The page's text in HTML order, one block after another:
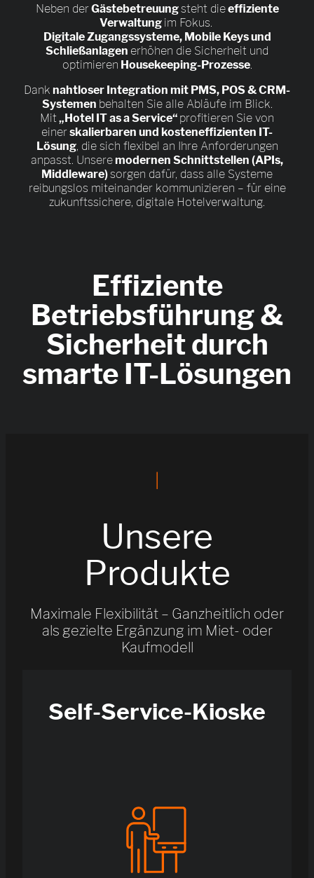
Neben derGästebetreuungsteht dieeffiziente
Verwaltung im Fokus.
Digitale Zugangssysteme, Mobile Keys und
Schließanlagen erhöhen die Sicherheit und
optimieren Housekeeping-Prozesse.
Dank nahtloser Integration mit PMS, POS & CRM-
Systemen behalten Sie alle Abläufe im Blick.
Mit„Hotel IT as a Service“ profitieren Sie von
einerskalierbaren und kosteneffizienten IT-
Lösung, die sich flexibel an Ihre Anforderungen
anpasst. Unseremodernen Schnittstellen (APIs,
Middleware)sorgen dafür, dass alle Systeme
reibungslos miteinander kommunizieren – für eine
zukunftssichere, digitale Hotelverwaltung.
Effiziente
Betriebsführung &
Sicherheit durch
smarte IT-Lösungen
Unsere
Produkte
Maximale Flexibilität – Ganzheitlich oder
als gezielte Ergänzung im Miet- oder
Kaufmodell
Self-Service-Kioske